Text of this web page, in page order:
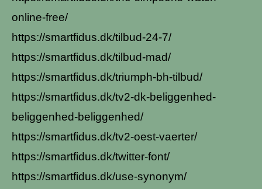
online-free/
https://smartfidus.dk/tilbud-24-7/
https://smartfidus.dk/tilbud-mad/
https://smartfidus.dk/triumph-bh-tilbud/
https://smartfidus.dk/tv2-dk-beliggenhed-
beliggenhed-beliggenhed/
https://smartfidus.dk/tv2-oest-vaerter/
https://smartfidus.dk/twitter-font/
https://smartfidus.dk/use-synonym/